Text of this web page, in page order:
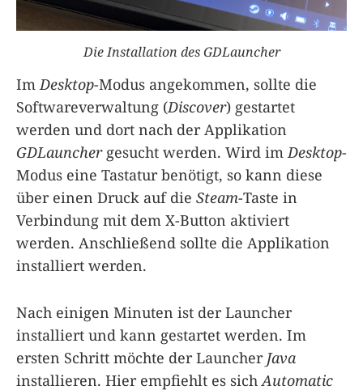
Die Installation des GDLauncher
Im Desktop-Modus angekommen, sollte die
Softwareverwaltung (Discover) gestartet
werden und dort nach der Applikation
GDLaunchergesucht werden. Wird im Desktop-
Modus eine Tastatur benötigt, so kann diese
über einen Druck auf die Steam-Taste in
Verbindung mit dem X-Button aktiviert
werden. Anschließend sollte die Applikation
installiert werden.
Nach einigen Minuten ist der Launcher
installiert und kann gestartet werden. Im
ersten Schritt möchte der Launcher Java
installieren. Hier empfiehlt es sich Automatic